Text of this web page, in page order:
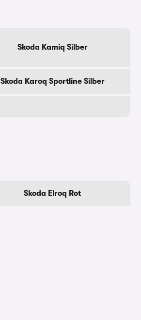
Skoda Kamiq Silber
Skoda Karoq Sportline Silber
Skoda Elroq Rot